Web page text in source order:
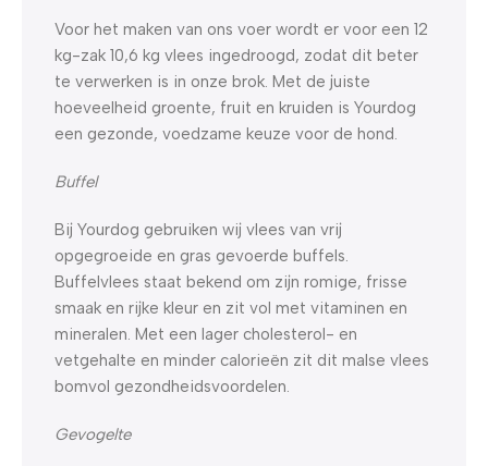
Voor het maken van ons voer wordt er voor een 12
kg-zak 10,6 kg vlees ingedroogd, zodat dit beter
te verwerken is in onze brok. Met de juiste
hoeveelheid groente, fruit en kruiden is Yourdog
een gezonde, voedzame keuze voor de hond.
Buffel
Bij Yourdog gebruiken wij vlees van vrij
opgegroeide en gras gevoerde buffels.
Buffelvlees staat bekend om zijn romige, frisse
smaak en rijke kleur en zit vol met vitaminen en
mineralen. Met een lager cholesterol- en
vetgehalte en minder calorieën zit dit malse vlees
bomvol gezondheidsvoordelen.
Gevogelte